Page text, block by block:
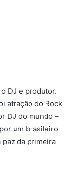
DJ e produtor.
atração do Rock
DJ do mundo –
um brasileiro
paz da primeira